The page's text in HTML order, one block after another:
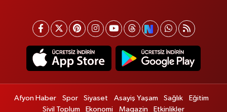
Afyon Haber Spor Siyaset Asayiş Yaşam Sağlık
Eğitim
Sivil Toplum
Ekonomi Magazin Etkinlikler